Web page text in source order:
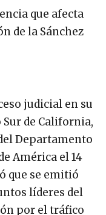
que afecta
de la Sánchez
judicial en su
de California,
Departamento
América el 14
que se emitió
líderes del
por el tráfico